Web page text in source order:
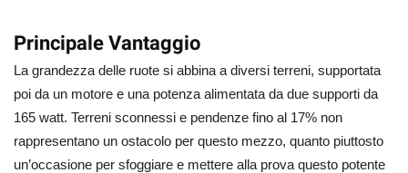
Principale Vantaggio
La grandezza delle ruote si abbina a diversi terreni, supportata
poi da un motore e una potenza alimentata da due supporti da
165 watt. Terreni sconnessi e pendenze fino al 17% non
rappresentano un ostacolo per questo mezzo, quanto piuttosto
un’occasione per sfoggiare e mettere alla prova questo potente